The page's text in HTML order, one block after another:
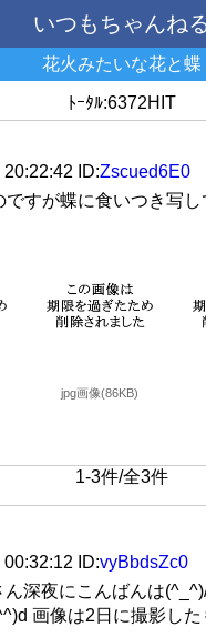
いつもちゃんね
花火みたいな花と蝶
ﾄｰﾀﾙ:6372HIT
ID:Zscued6E0
ですが蝶に食いつき写
jpg画像(86KB)
1-3件/全3件
ID:vyBbdsZc0
ん深夜にこんばんは
画像は2日に撮影し